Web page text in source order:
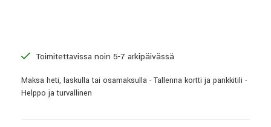
Toimitettavissa noin 5-7 arkipäivässä
Maksa heti, laskulla tai osamaksulla - Tallenna kortti ja pankkitili -
Helppo ja turvallinen